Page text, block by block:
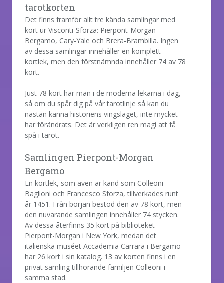
tarotkorten
Det finns framför allt tre kända samlingar med
kort ur Visconti-Sforza: Pierpont-Morgan
Bergamo, Cary-Yale och Brera-Brambilla. Ingen
av dessa samlingar innehåller en komplett
kortlek, men den förstnämnda innehåller 74 av 78
kort.
Just 78 kort har man i de moderna lekarna i dag,
så om du spår dig på vår tarotlinje så kan du
nästan känna historiens vingslaget, inte mycket
har förändrats. Det är verkligen ren magi att få
spå i tarot.
Samlingen Pierpont-Morgan
Bergamo
En kortlek, som även är känd som Colleoni-
Baglioni och Francesco Sforza, tillverkades runt
år 1451. Från början bestod den av 78 kort, men
den nuvarande samlingen innehåller 74 stycken.
Av dessa återfinns 35 kort på biblioteket
Pierpont-Morgan i New York, medan det
italienska muséet Accademia Carrara i Bergamo
har 26 kort i sin katalog. 13 av korten finns i en
privat samling tillhörande familjen Colleoni i
samma stad.